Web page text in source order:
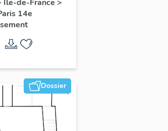
sur le
du Petit-
Île-de-France >
14e
Dossier